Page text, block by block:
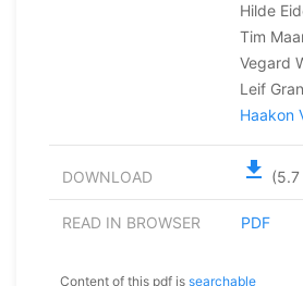
Hilde
Tim
Vegard
Leif
Haakon
DOWNLOAD file_download (5.7
READ IN BROWSER PDF
Content of this pdf is searchable